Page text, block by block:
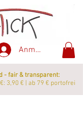
Anmelden
- fair & transparent:
3,90 € | ab 79 € portofrei